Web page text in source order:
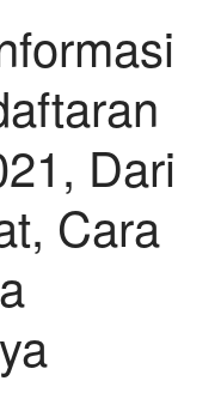
Dari
Cara